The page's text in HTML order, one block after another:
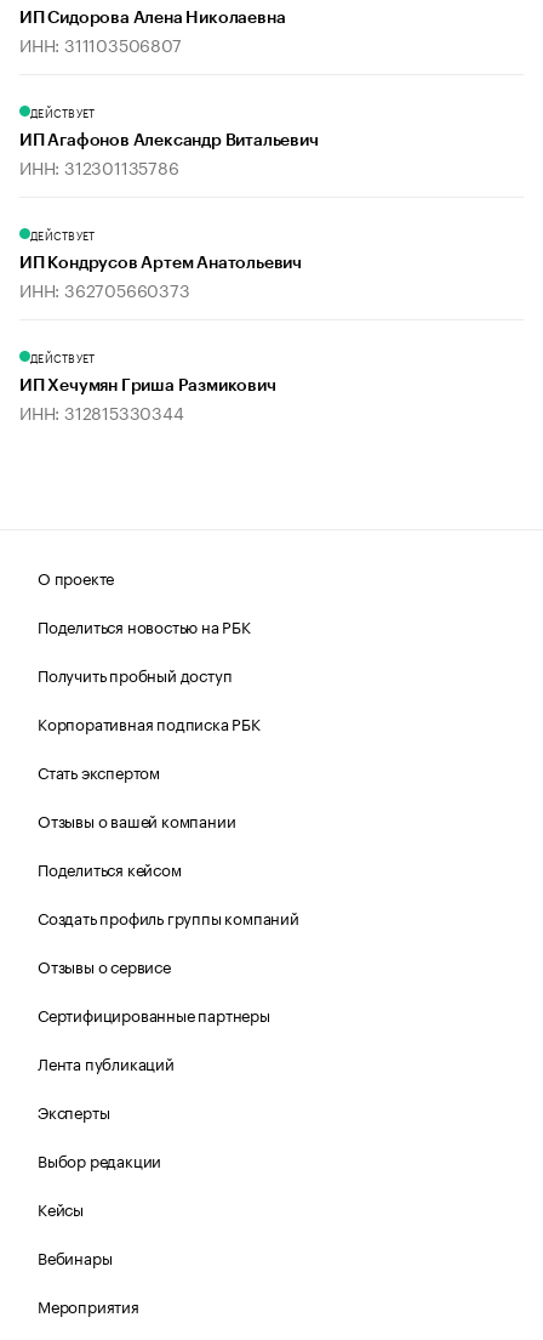
ИП Сидорова Алена Николаевна
ИНН: 311103506807
ДЕЙСТВУЕТ
ИП Агафонов Александр Витальевич
ИНН: 312301135786
ДЕЙСТВУЕТ
ИП Кондрусов Артем Анатольевич
ИНН: 362705660373
ДЕЙСТВУЕТ
ИП Хечумян Гриша Размикович
ИНН: 312815330344
О проекте
Поделиться новостью на РБК
Получить пробный доступ
Корпоративная подписка РБК
Стать экспертом
Отзывы о вашей компании
Поделиться кейсом
Создать профиль группы компаний
Отзывы о сервисе
Сертифицированные партнеры
Лента публикаций
Эксперты
Выбор редакции
Кейсы
Вебинары
Мероприятия